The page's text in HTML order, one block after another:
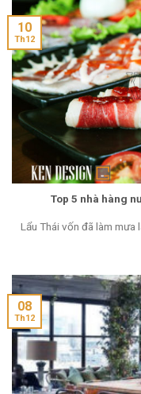
Top 5 nhà hàng
Lẩu Thái vốn đã làm mưa
10
Th12
08
Th12